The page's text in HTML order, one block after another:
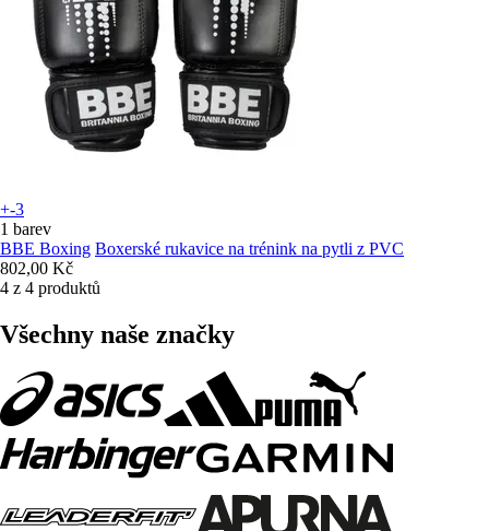
+-3
1 barev
BBE Boxing Boxerské rukavice na trénink na pytli z PVC
802,00 Kč
4 z 4 produktů
Všechny naše značky